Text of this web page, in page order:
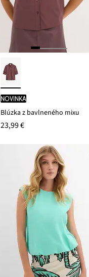
novinka
Blúzka z bavlneného mixu
23,99 €